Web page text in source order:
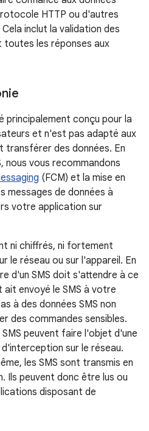
HTTP ou d'autres
inclut la validation des
toutes les réponses aux
principalement conçu pour la
et n'est pas adapté aux
transférer des données. En
nous vous recommandons
(FCM) et la mise en
messages de données à
votre application sur
ni chiffrés, ni fortement
le réseau ou sur l'appareil. En
d'un SMS doit s'attendre à ce
ait envoyé le SMS à votre
à des données SMS non
des commandes sensibles.
peuvent faire l'objet d'une
sur le réseau.
les SMS sont transmis en
Ils peuvent donc être lus ou
disposant de